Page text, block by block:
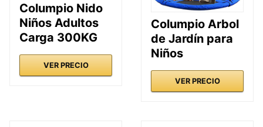
Columpio Nido
Niños Adultos
Carga 300KG
VER PRECIO
Columpio Arbol
de Jardín para
Niños
VER PRECIO